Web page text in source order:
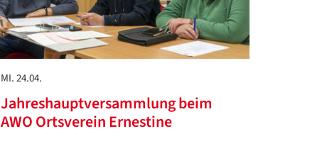
MI. 24.04.
Jahreshauptversammlung beim
AWO Ortsverein Ernestine